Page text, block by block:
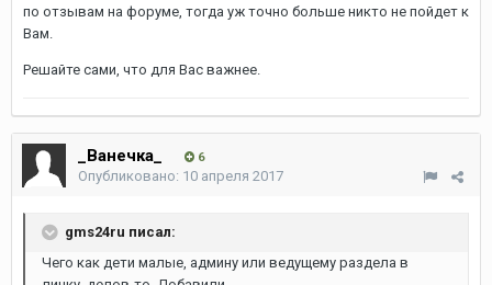
по отзывам на форуме, тогда уж точно больше никто не пойдет к
Вам.
Решайте сами, что для Вас важнее.
_Ванечка_ 6
Опубликовано: 10 апреля 2017
gms24ru писал:
Чего как дети малые, админу или ведущему раздела в